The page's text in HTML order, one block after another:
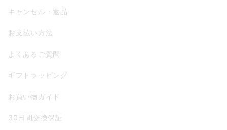
キャンセル・返品
お支払い方法
よくあるご質問
ギフトラッピング
お買い物ガイド
30日間交換保証